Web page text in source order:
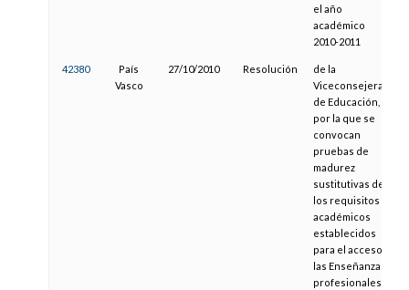
el año
académico
2010-2011
42380
País
Vasco
27/10/2010 Resolución
de la
Viceconsejera
de Educación,
por la que se
convocan
pruebas de
madurez
sustitutivas de
los requisitos
académicos
establecidos
para el acceso a
las Enseñanzas
profesionales